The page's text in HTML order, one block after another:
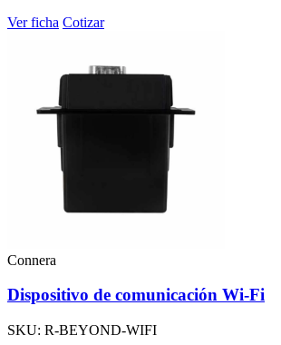
Ver ficha Cotizar
Connera
Dispositivo de comunicación Wi-Fi
SKU: R-BEYOND-WIFI